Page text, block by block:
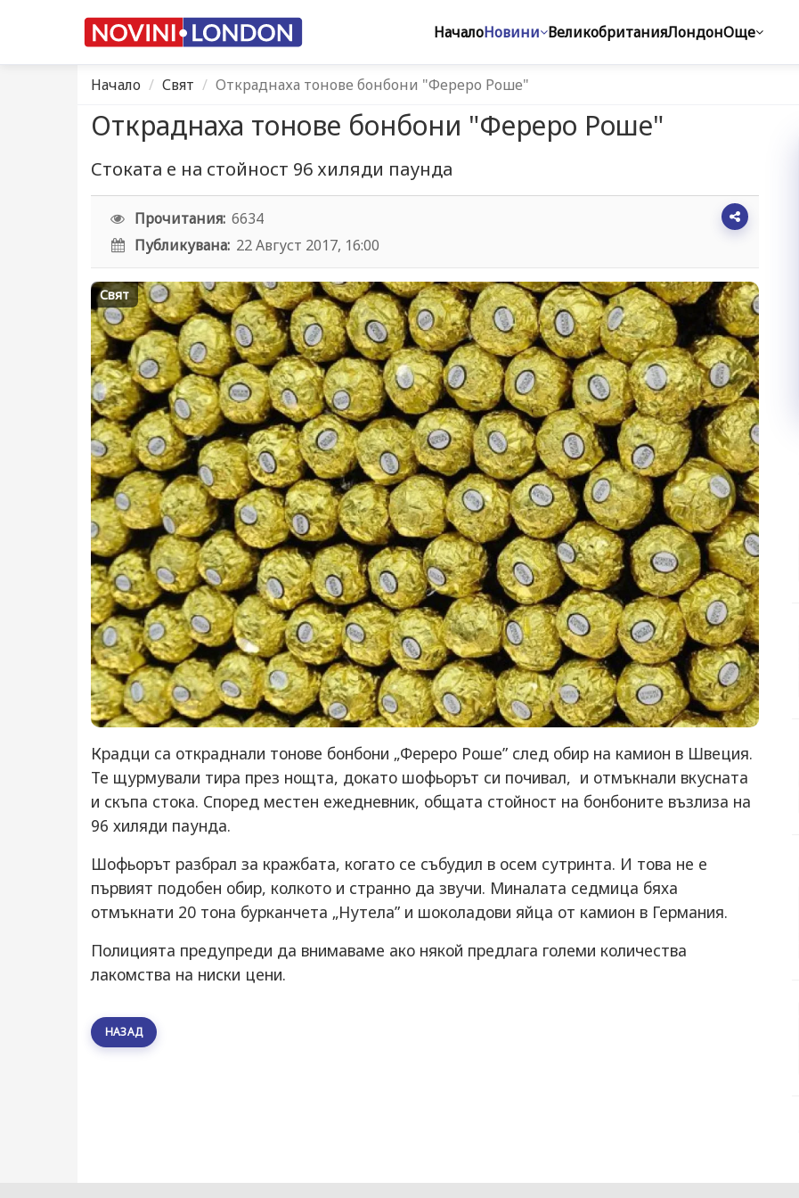
НачалоНовини ВеликобританияЛондонОще
Начало Свят Откраднаха тонове бонбони "Фереро Роше"
Откраднаха тонове бонбони "Фереро Роше"
Стоката е на стойност 96 хиляди паунда
Прочитания: 6634
Публикувана: 22 Август 2017, 16:00
Свят
Крадци са откраднали тонове бонбони „Фереро Роше” след обир на камион в Швеция.
Те щурмували тира през нощта, докато шофьорът си почивал, и отмъкнали вкусната
и скъпа стока. Според местен ежедневник, общата стойност на бонбоните възлиза на
96 хиляди паунда.
Шофьорът разбрал за кражбата, когато се събудил в осем сутринта. И това не е
първият подобен обир, колкото и странно да звучи. Миналата седмица бяха
отмъкнати 20 тона бурканчета „Нутела” и шоколадови яйца от камион в Германия.
Полицията предупреди да внимаваме ако някой предлага големи количества
лакомства на ниски цени.
НАЗАД